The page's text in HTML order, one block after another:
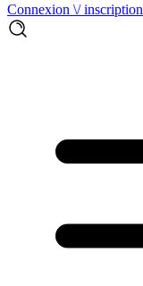
Connexion \/ inscription